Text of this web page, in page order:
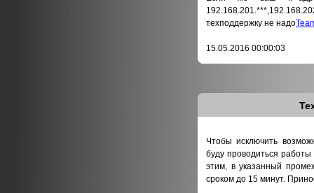
техподдержку не надо
15.05.2016 00:00:03
Чтобы исключить
буду проводиться
этим, в указанный
сроком до 15 минут.